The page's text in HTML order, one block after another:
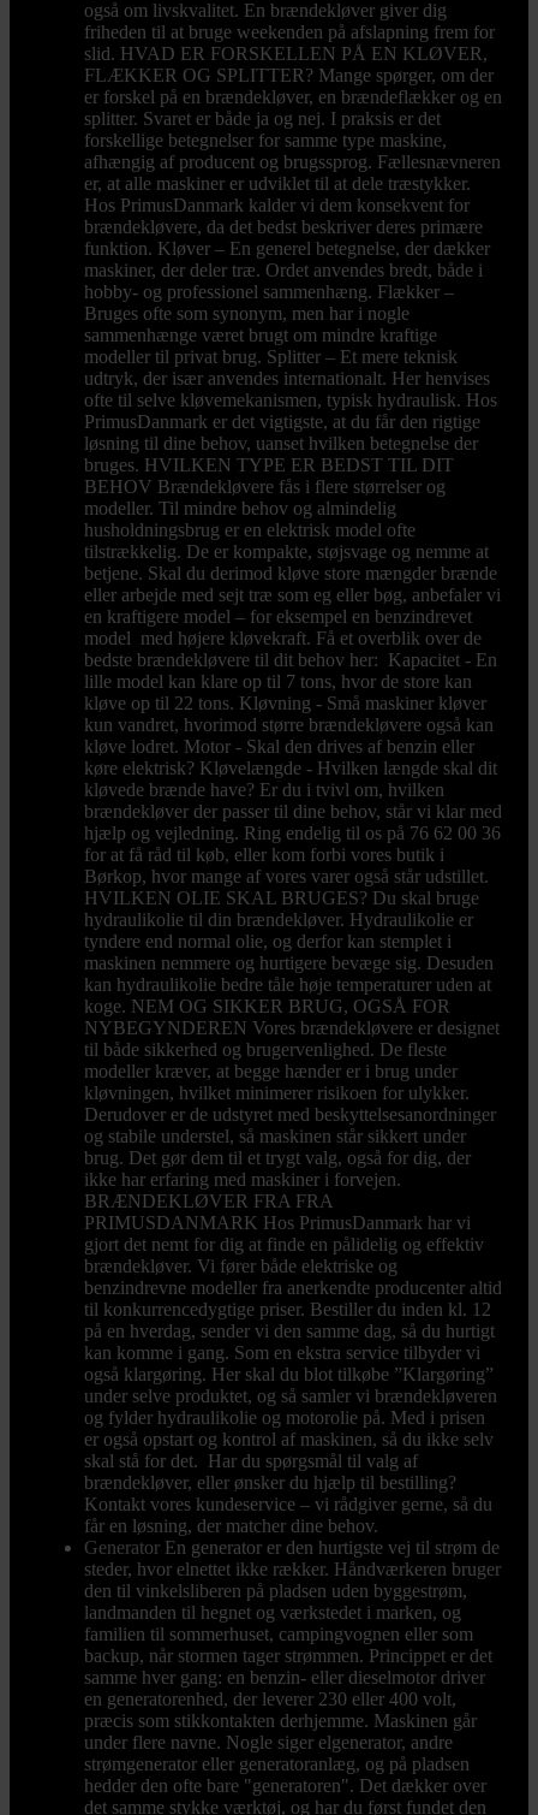
også om livskvalitet. En brændekløver giver dig
friheden til at bruge weekenden på afslapning frem for
slid. HVAD ER FORSKELLEN PÅ EN KLØVER,
FLÆKKER OG SPLITTER? Mange spørger, om der
er forskel på en brændekløver, en brændeflækker og en
splitter. Svaret er både ja og nej. I praksis er det
forskellige betegnelser for samme type maskine,
afhængig af producent og brugssprog. Fællesnævneren
er, at alle maskiner er udviklet til at dele træstykker.
Hos PrimusDanmark kalder vi dem konsekvent for
brændekløvere, da det bedst beskriver deres primære
funktion. Kløver – En generel betegnelse, der dækker
maskiner, der deler træ. Ordet anvendes bredt, både i
hobby- og professionel sammenhæng. Flækker –
Bruges ofte som synonym, men har i nogle
sammenhænge været brugt om mindre kraftige
modeller til privat brug. Splitter – Et mere teknisk
udtryk, der især anvendes internationalt. Her henvises
ofte til selve kløvemekanismen, typisk hydraulisk. Hos
PrimusDanmark er det vigtigste, at du får den rigtige
løsning til dine behov, uanset hvilken betegnelse der
bruges. HVILKEN TYPE ER BEDST TIL DIT
BEHOV Brændekløvere fås i flere størrelser og
modeller. Til mindre behov og almindelig
husholdningsbrug er en elektrisk model ofte
tilstrækkelig. De er kompakte, støjsvage og nemme at
betjene. Skal du derimod kløve store mængder brænde
eller arbejde med sejt træ som eg eller bøg, anbefaler vi
en kraftigere model – for eksempel en benzindrevet
model med højere kløvekraft. Få et overblik over de
bedste brændekløvere til dit behov her: Kapacitet - En
lille model kan klare op til 7 tons, hvor de store kan
kløve op til 22 tons. Kløvning - Små maskiner kløver
kun vandret, hvorimod større brændekløvere også kan
kløve lodret. Motor - Skal den drives af benzin eller
køre elektrisk? Kløvelængde - Hvilken længde skal dit
kløvede brænde have? Er du i tvivl om, hvilken
brændekløver der passer til dine behov, står vi klar med
hjælp og vejledning. Ring endelig til os på 76 62 00 36
for at få råd til køb, eller kom forbi vores butik i
Børkop, hvor mange af vores varer også står udstillet.
HVILKEN OLIE SKAL BRUGES? Du skal bruge
hydraulikolie til din brændekløver. Hydraulikolie er
tyndere end normal olie, og derfor kan stemplet i
maskinen nemmere og hurtigere bevæge sig. Desuden
kan hydraulikolie bedre tåle høje temperaturer uden at
koge. NEM OG SIKKER BRUG, OGSÅ FOR
NYBEGYNDEREN Vores brændekløvere er designet
til både sikkerhed og brugervenlighed. De fleste
modeller kræver, at begge hænder er i brug under
kløvningen, hvilket minimerer risikoen for ulykker.
Derudover er de udstyret med beskyttelsesanordninger
og stabile understel, så maskinen står sikkert under
brug. Det gør dem til et trygt valg, også for dig, der
ikke har erfaring med maskiner i forvejen.
BRÆNDEKLØVER FRA FRA
PRIMUSDANMARK Hos PrimusDanmark har vi
gjort det nemt for dig at finde en pålidelig og effektiv
brændekløver. Vi fører både elektriske og
benzindrevne modeller fra anerkendte producenter altid
til konkurrencedygtige priser. Bestiller du inden kl. 12
på en hverdag, sender vi den samme dag, så du hurtigt
kan komme i gang. Som en ekstra service tilbyder vi
også klargøring. Her skal du blot tilkøbe ”Klargøring”
under selve produktet, og så samler vi brændekløveren
og fylder hydraulikolie og motorolie på. Med i prisen
er også opstart og kontrol af maskinen, så du ikke selv
skal stå for det. Har du spørgsmål til valg af
brændekløver, eller ønsker du hjælp til bestilling?
Kontakt vores kundeservice – vi rådgiver gerne, så du
får en løsning, der matcher dine behov.
Generator En generator er den hurtigste vej til strøm de
steder, hvor elnettet ikke rækker. Håndværkeren bruger
den til vinkelsliberen på pladsen uden byggestrøm,
landmanden til hegnet og værkstedet i marken, og
familien til sommerhuset, campingvognen eller som
backup, når stormen tager strømmen. Princippet er det
samme hver gang: en benzin- eller dieselmotor driver
en generatorenhed, der leverer 230 eller 400 volt,
præcis som stikkontakten derhjemme. Maskinen går
under flere navne. Nogle siger elgenerator, andre
strømgenerator eller generatoranlæg, og på pladsen
hedder den ofte bare "generatoren". Det dækker over
det samme stykke værktøj, og har du først fundet den